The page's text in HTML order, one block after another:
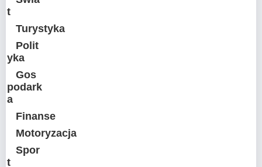
t
Turystyka
Polit
yka
Gos
podark
a
Finanse
Motoryzacja
Spor
t